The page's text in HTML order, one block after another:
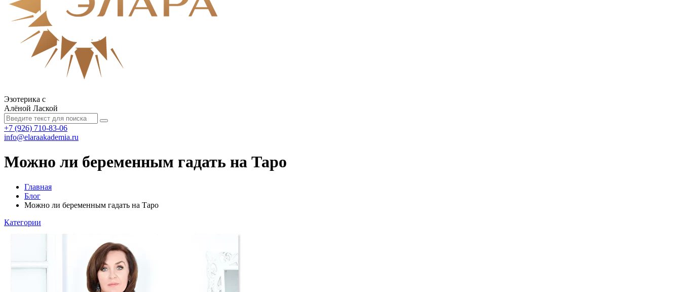
Эзотерика с
Алёной Лаской
+7 (926) 710-83-06
info@elaraakademia.ru
Можно ли беременным гадать на Таро
Главная
Блог
Можно ли беременным гадать на Таро
Категории